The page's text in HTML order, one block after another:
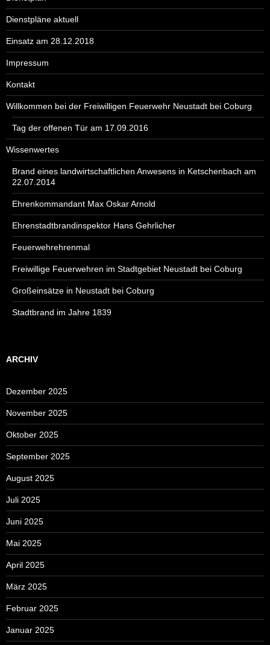
Dienstpläne aktuell
Einsatz am 28.12.2018
Impressum
Kontakt
Willkommen bei der Freiwilligen Feuerwehr Neustadt bei Coburg
Tag der offenen Tür am 17.09.2016
Wissenwertes
Brand eines landwirtschaftlichen Anwesens in Ketschenbach am
22.07.2014
Ehrenkommandant Max Oskar Arnold
Ehrenstadtbrandinspektor Hans Gehrlicher
Feuerwehrehrenmal
Freiwillige Feuerwehren im Stadtgebiet Neustadt bei Coburg
Großeinsätze in Neustadt bei Coburg
Stadtbrand im Jahre 1839
ARCHIV
Dezember 2025
November 2025
Oktober 2025
September 2025
August 2025
Juli 2025
Juni 2025
Mai 2025
April 2025
März 2025
Februar 2025
Januar 2025